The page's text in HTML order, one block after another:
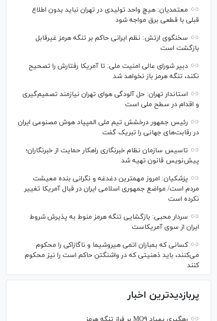
معتمدیان: هیچ واحد تولیدی در تهران نباید بدون اطلاع
قبلی با قطعی برق مواجه شود
سخنگوی ارتش: نظم ایرانی حاکم بر تنگه هرمز غیرقابل
بازگشت است
دبیر شورای عالی امنیت ملی: تا آمریکا رفتارش را تصحیح
نکند، تنگه هرمز باز نخواهد شد
استاندار تهران: حل آلودگی هوای تهران نیازمند تصمیم‌گیری
و اقدام در سطح ملی است
رئیس جمهور درخشش تیم ملی المپیاد هوش مصنوعی ایران
در رقابت‌های جهانی را تبریک گفت
تاسیس سازمان نظام خبرنگاری راهکار حمایت از خبرنگاران؛
پیش‌نویس قانون تهیه شد
پزشکیان: امروز مهمترین دغدغه و نگرانی بنده معیشت
مردم است/ مواضع جمهوری اسلامی ایران در قبال آمریکا تغییر
نکرده است
سردار محبی: بازگشایی تنگه هرمز منوط به پذیرش شروط
ایران از سوی آمریکاست
کسانی که بمباران اتمی هیروشیما و ناگازاکی را محکوم
می‌کنند، باید ذهنیتی که در واشنگتن حاکم است را نیز محکوم
کنند
پربازدیدترین اخبار